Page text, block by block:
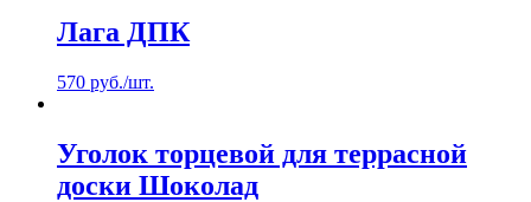
Лага ДПК
570 руб./шт.
Уголок торцевой для террасной
доски Шоколад